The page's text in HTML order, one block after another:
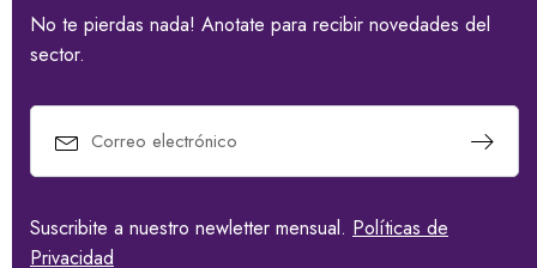
No te pierdas nada! Anotate para recibir novedades del
sector.
Suscribite a nuestro newletter mensual. Políticas de
Privacidad